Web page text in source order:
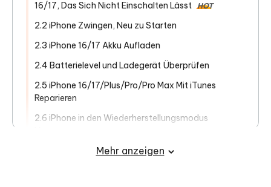
16/17, Das Sich Nicht Einschalten Lässt HOT
2.2 iPhone Zwingen, Neu zu Starten
2.3 iPhone 16/17 Akku Aufladen
2.4 Batterielevel und Ladegerät Überprüfen
2.5 iPhone 16/17/Plus/Pro/Pro Max Mit iTunes
Reparieren
2.6 iPhone in den Wiederherstellungsmodus
Teil 3. Häufige Fragen Zu iPhone 16/17,
Mehr anzeigen